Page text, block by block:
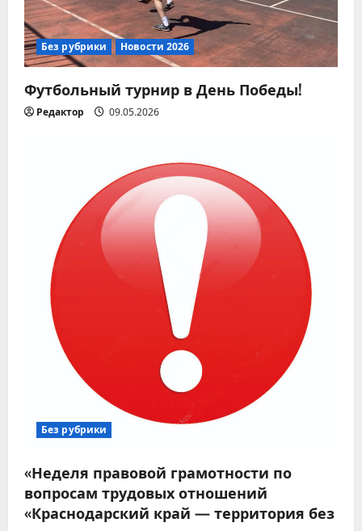
Без рубрики Новости 2026
Футбольный турнир в День Победы!
Редактор 09.05.2026
Без рубрики
«Неделя правовой грамотности по
вопросам трудовых отношений
«Краснодарский край — территория без